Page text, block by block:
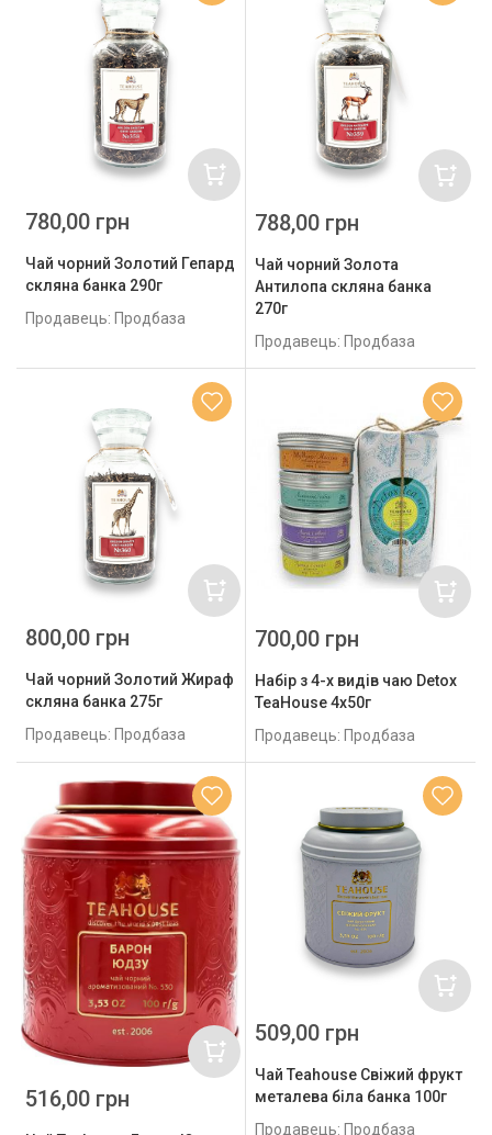
Чай чорний Золотий Гепард
скляна банка 290г
Продавець: Продбаза
780,00 грн
Чай чорний Золота
Антилопа скляна банка
270г
Продавець: Продбаза
788,00 грн
Чай чорний Золотий Жираф
скляна банка 275г
Продавець: Продбаза
800,00 грн
Набір з 4-х видів чаю Detox
TeaHouse 4х50г
Продавець: Продбаза
700,00 грн
516,00 грн
Чай Teahouse Свіжий фрукт
металева біла банка 100г
Продавець: Продбаза
509,00 грн